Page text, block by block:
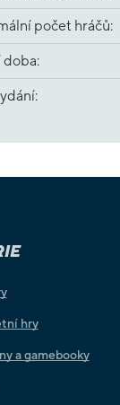
počet hráčů:
doba:
:
hry
a gamebooky